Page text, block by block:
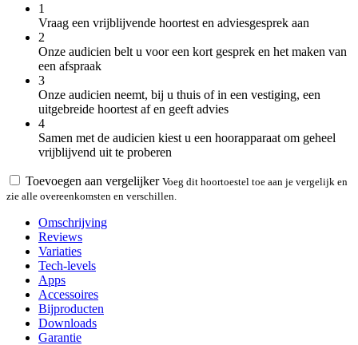
1
Vraag een vrijblijvende hoortest en adviesgesprek aan
2
Onze audicien belt u voor een kort gesprek en het maken van
een afspraak
3
Onze audicien neemt, bij u thuis of in een vestiging, een
uitgebreide hoortest af en geeft advies
4
Samen met de audicien kiest u een hoorapparaat om geheel
vrijblijvend uit te proberen
Toevoegen aan vergelijker Voeg dit hoortoestel toe aan je vergelijk en
zie alle overeenkomsten en verschillen.
Omschrijving
Reviews
Variaties
Tech-levels
Apps
Accessoires
Bijproducten
Downloads
Garantie